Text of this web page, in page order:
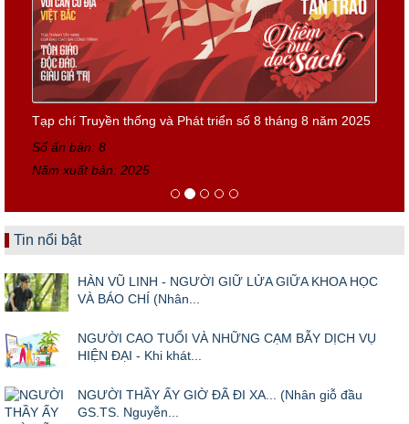
Tạp chí Truyền thống và Phát triển số 8 tháng 8 năm 2025
Số ấn bản: 8
Năm xuất bản: 2025
Tin nổi bật
HÀN VŨ LINH - NGƯỜI GIỮ LỬA GIỮA KHOA HỌC
VÀ BÁO CHÍ (Nhân...
NGƯỜI CAO TUỔI VÀ NHỮNG CẠM BẪY DỊCH VỤ
HIỆN ĐẠI - Khi khát...
NGƯỜI THẦY ẤY GIỜ ĐÃ ĐI XA... (Nhân giỗ đầu
GS.TS. Nguyễn...